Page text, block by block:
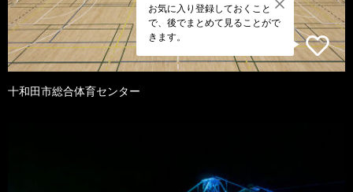
お気に入り登録しておくこと
で、後でまとめて見ることがで
きます。
十和田市総合体育センター